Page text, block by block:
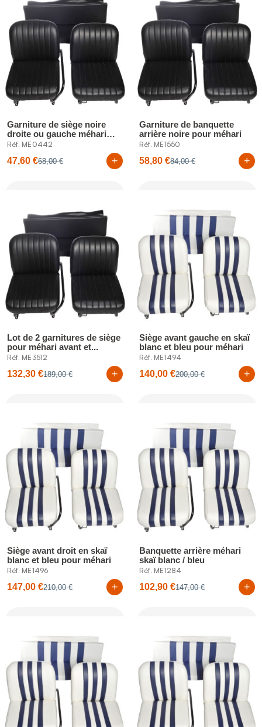
Garniture de siège noire
droite ou gauche méhari
l'unité
Réf. ME0442
47,60 €68,00 € +
Garniture de banquette
arrière noire pour méhari
Réf. ME1550
58,80 €84,00 € +
Lot de 2 garnitures de siège
pour méhari avant et...
Réf. ME3512
132,30 €189,00 € +
Siège avant gauche en skaï
blanc et bleu pour méhari
Réf. ME1494
140,00 €200,00 € +
Siège avant droit en skaï
blanc et bleu pour méhari
Réf. ME1496
147,00 €210,00 € +
Banquette arrière méhari
skaï blanc / bleu
Réf. ME1284
102,90 €147,00 € +